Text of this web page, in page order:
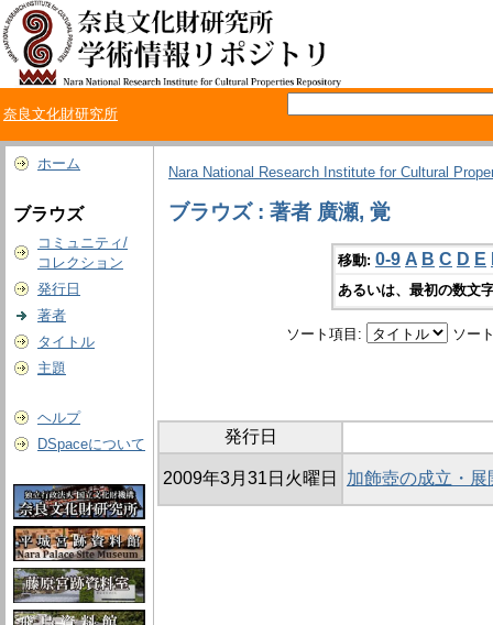
奈良文化財研究所
ホーム
ブラウズ
コミュニティ/
コレクション
発行日
著者
タイトル
主題
ヘルプ
DSpaceについて
Nara National Research Institute for Cultural
ブラウズ : 著者 廣瀬, 覚
移動: 0-9 A B C D E
あるいは、最初の数文
ソート項目: ソー
発行日
2009年3月31日火曜日 加飾壺の成立・